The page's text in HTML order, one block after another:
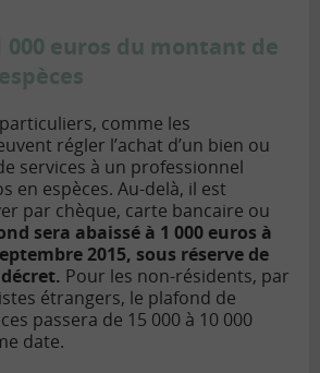
euros du montant de
comme les
régler l’achat d’un bien ou
services à un professionnel
en espèces. Au-delà, il est
par chèque, carte bancaire ou
sera abaissé à 1 000 euros à
2015, sous réserve de
Pour les non-résidents, par
étrangers, le plafond de
passera de 15 000 à 10 000
date.